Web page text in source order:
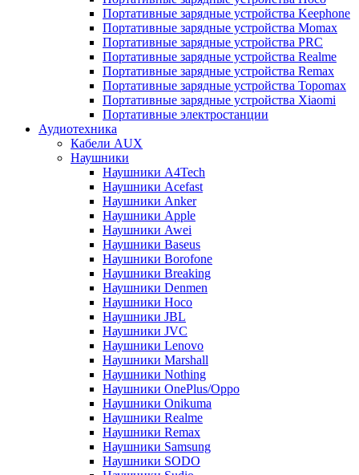
Портативные зарядные устройства Keephone
Портативные зарядные устройства Momax
Портативные зарядные устройства PRC
Портативные зарядные устройства Realme
Портативные зарядные устройства Remax
Портативные зарядные устройства Topomax
Портативные зарядные устройства Xiaomi
Портативные электростанции
Аудиотехника
Кабели AUX
Наушники
Наушники A4Tech
Наушники Acefast
Наушники Anker
Наушники Apple
Наушники Awei
Наушники Baseus
Наушники Borofone
Наушники Breaking
Наушники Denmen
Наушники Hoco
Наушники JBL
Наушники JVC
Наушники Lenovo
Наушники Marshall
Наушники Nothing
Наушники OnePlus/Oppo
Наушники Onikuma
Наушники Realme
Наушники Remax
Наушники Samsung
Наушники SODO